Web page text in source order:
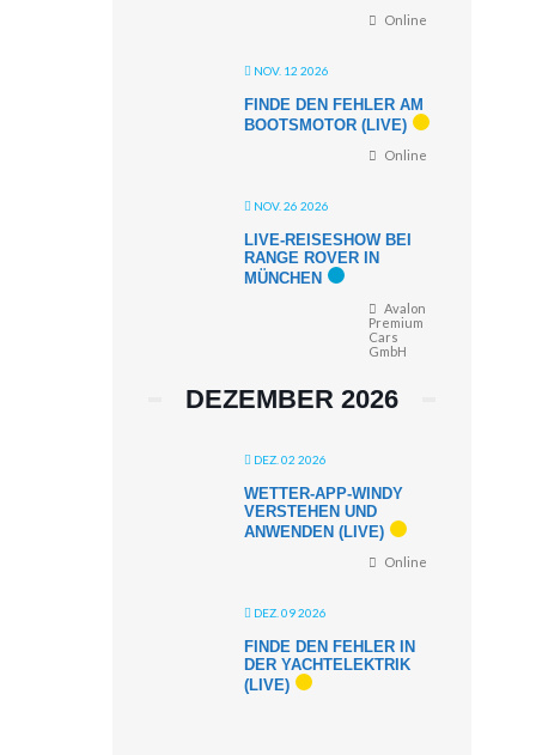
Online
NOV. 12 2026
FINDE DEN FEHLER AM
BOOTSMOTOR (LIVE)
Online
NOV. 26 2026
LIVE-REISESHOW BEI
RANGE ROVER IN
MÜNCHEN
Avalon
Premium
Cars
GmbH
DEZEMBER 2026
DEZ. 02 2026
WETTER-APP-WINDY
VERSTEHEN UND
ANWENDEN (LIVE)
Online
DEZ. 09 2026
FINDE DEN FEHLER IN
DER YACHTELEKTRIK
(LIVE)